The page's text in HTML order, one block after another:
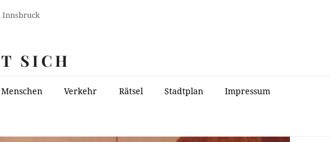
Innsbruck
SICH
Menschen Verkehr Rätsel Stadtplan Impressum